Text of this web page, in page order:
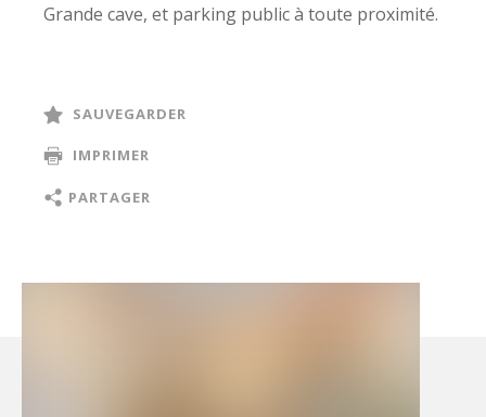
Grande cave, et parking public à toute proximité.
des paries communes générales. Pas de
SAUVEGARDER
IMPRIMER
PARTAGER